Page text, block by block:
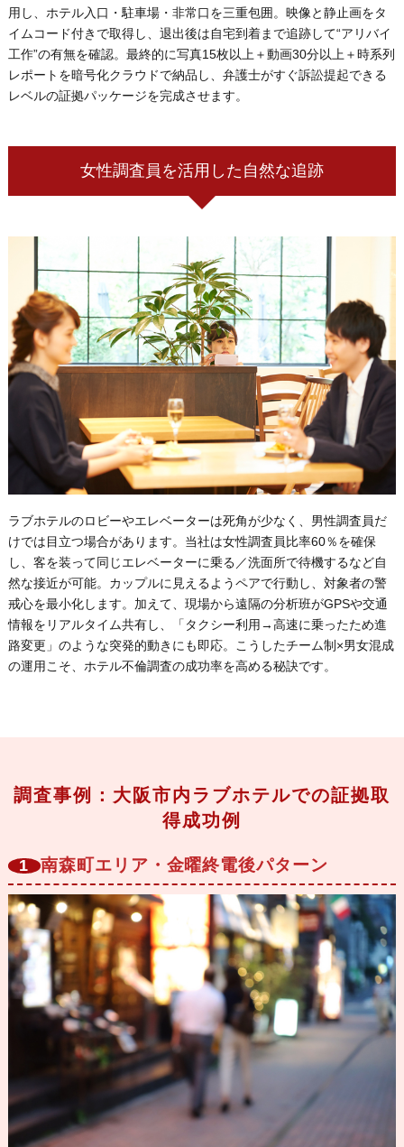
用し、ホテル入口・駐車場・非常口を三重包囲。映像と静止画をタ
イムコード付きで取得し、退出後は自宅到着まで追跡して“アリバイ
工作”の有無を確認。最終的に写真15枚以上＋動画30分以上＋時系列
レポートを暗号化クラウドで納品し、弁護士がすぐ訴訟提起できる
レベルの証拠パッケージを完成させます。
女性調査員を活用した自然な追跡
ラブホテルのロビーやエレベーターは死角が少なく、男性調査員だ
けでは目立つ場合があります。当社は女性調査員比率60％を確保
し、 客を装って同じエレベーターに乗る／洗面所で待機するなど自
然な接近が可能。カップルに見えるようペアで行動し、対象者の警
戒心を最小化します。加えて、現場から遠隔の分析班がGPSや交通
情報をリアルタイム共有し、
「タクシー利用→高速に乗ったため進
路変更」 のような突発的動きにも即応。こうしたチーム制×男女混成
の運用こそ、ホテル不倫調査の成功率を高める秘訣です。
調査事例：大阪市内ラブホテルでの証拠取
得成功例
1 南森町エリア・金曜終電後パターン